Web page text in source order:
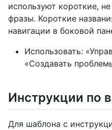
используют короткие,
фразы. Короткие
навигации в боковой
Использовать:
«Создавать
Инструкции по
Для шаблона с